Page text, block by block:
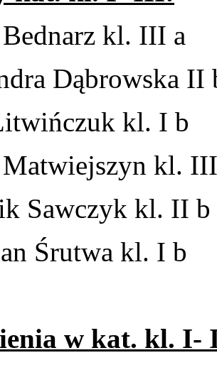
kl. III a
Dąbrowska II
kl. I b
kl.
Sawczyk kl. II b
Śrutwa kl. I b
w kat. kl. I-